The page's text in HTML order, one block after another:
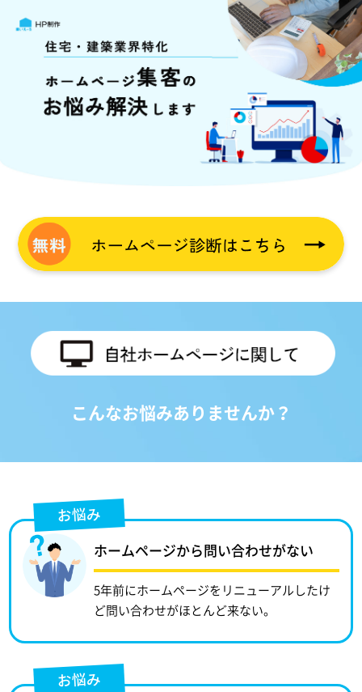
こんなお悩みありませんか？
お悩み
ホームページから問い合わせがない
5年前にホームページをリニューアルしたけ
ど問い合わせがほとんど来ない。
お悩み